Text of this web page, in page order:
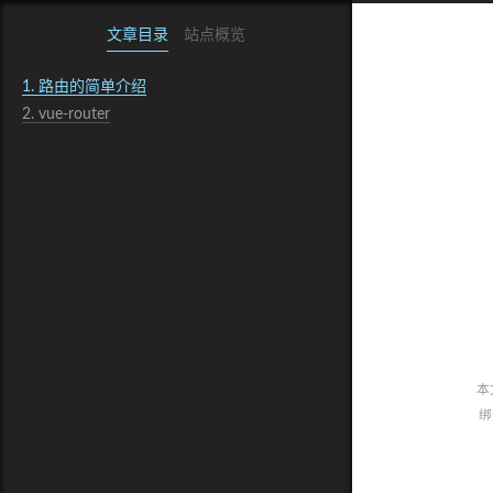
文章目录 站点概览
1. 路由的简单介绍
2. vue-router
本